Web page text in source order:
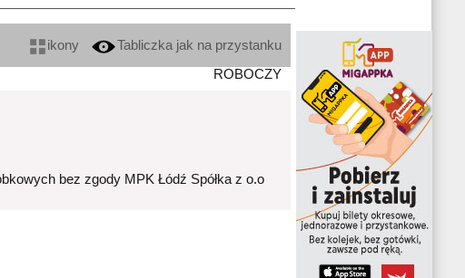
ikony
Tabliczka jak na przystanku
ROBOCZY
bez zgody MPK Łódź Spółka z o.o